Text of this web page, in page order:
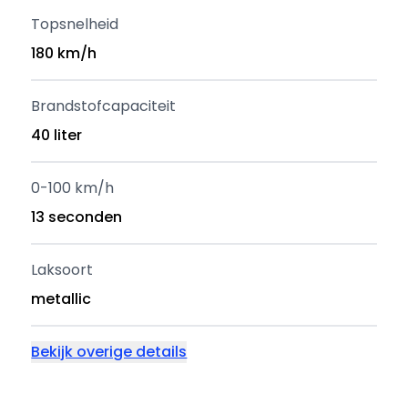
Topsnelheid
180 km/h
Brandstofcapaciteit
40 liter
0-100 km/h
13 seconden
Laksoort
metallic
Bekijk overige details